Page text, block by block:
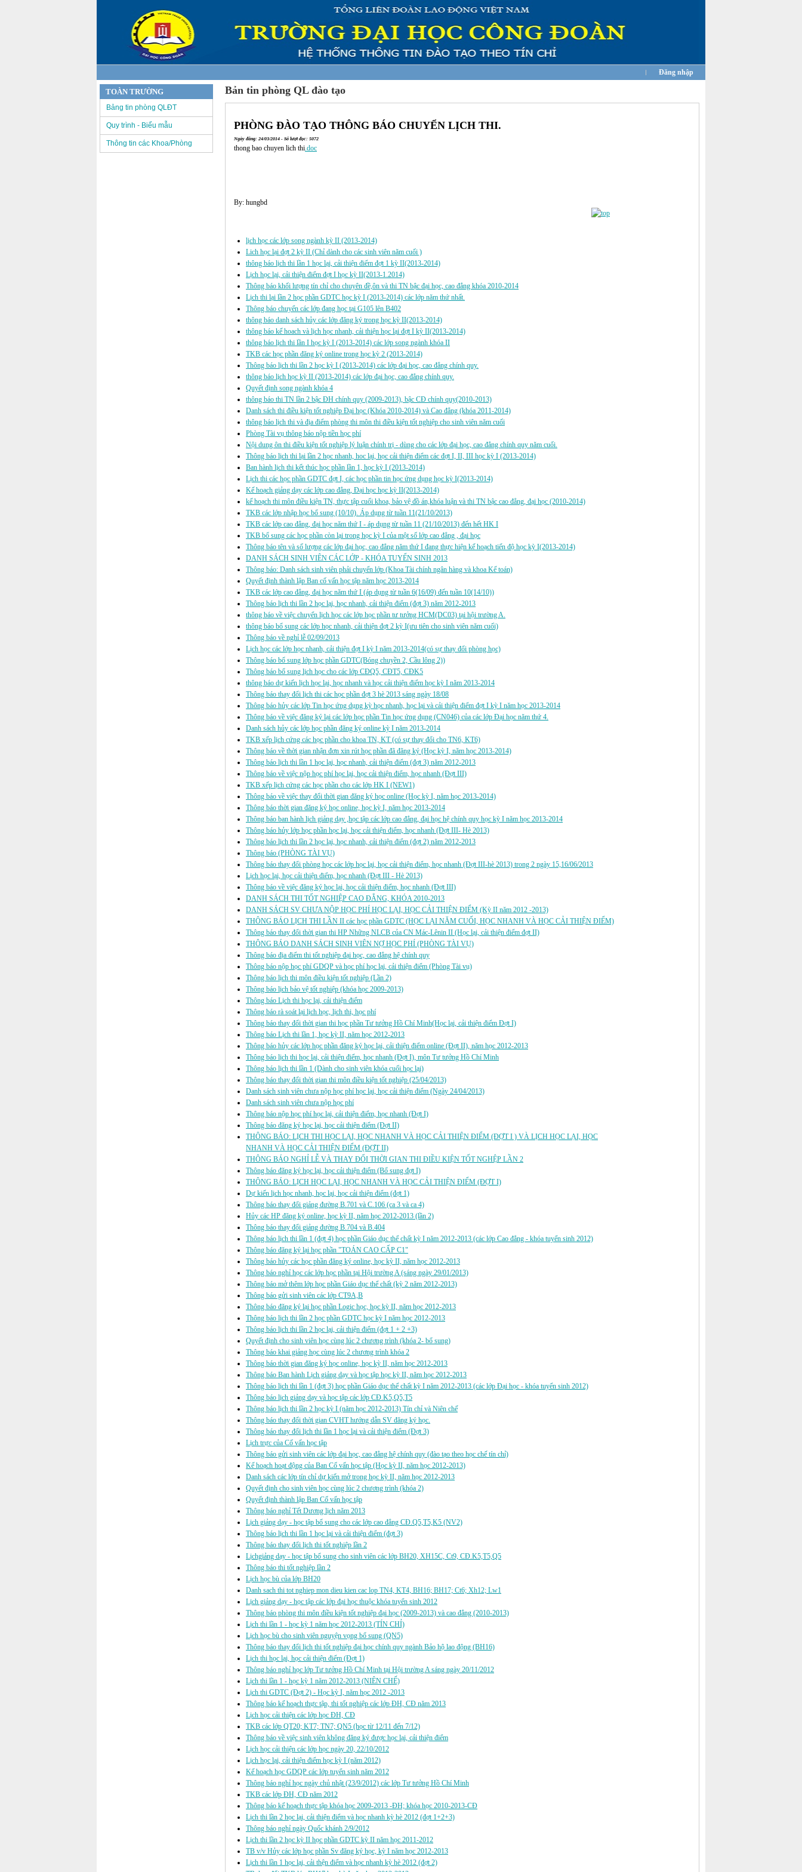
Đăng nhập
Bản tin phòng QL đào tạo
PHÒNG ĐÀO TẠO THÔNG BÁO CHUYỂN LỊCH THI.
Ngày đăng: 24/03/2014 - Số lượt đọc: 5072
thong bao chuyen lich thi.doc
By: hungbd
lịch học các lớp song ngành kỳ II (2013-2014)
Lich học lại đợt 2 kỳ II (Chỉ dành cho các sinh viên năm cuối )
thông báo lịch thi lần 1 học lại, cải thiện điểm đợt 1 kỳ II(2013-2014)
Lịch học lại, cải thiện điểm đợt I học kỳ II(2013-1.2014)
Thông báo khối lượng tín chỉ cho chuyên đề,ôn và thi TN bậc đại học, cao đẳng khóa 2010-2014
Lịch thi lại lần 2 học phần GDTC học kỳ I (2013-2014) các lớp năm thứ nhất.
Thông báo chuyển các lớp đang học tại G105 lên B402
thông báo danh sách hủy các lớp đăng ký trong học kỳ II(2013-2014)
thông báo kế hoach và lịch học nhanh, cải thiện học lại đợt I kỳ II(2013-2014)
thông báo lịch thi lần I học kỳ I (2013-2014) các lớp song ngành khóa II
TKB các học phần đăng ký online trong học kỳ 2 (2013-2014)
Thông báo lịch thi lần 2 học kỳ I (2013-2014) các lớp đại học, cao đẳng chính quy.
thông báo lịch học kỳ II (2013-2014) các lớp đại học, cao đẳng chính quy.
Quyết định song ngành khóa 4
thông báo thi TN lần 2 bậc ĐH chính quy (2009-2013), bậc CĐ chính quy(2010-2013)
Danh sách thi điều kiện tốt nghiệp Đại học (Khóa 2010-2014) và Cao đẳng (khóa 2011-2014)
thông báo lịch thi và địa điểm phòng thi môn thi điều kiện tốt nghiệp cho sinh viên năm cuối
Phòng Tài vụ thông báo nộp tiền học phí
Nội dung ôn thi điều kiện tốt nghiệp lý luận chính trị - dùng cho các lớp đại học, cao đẳng chính quy năm cuối.
Thông báo lịch thi lại lần 2 học nhanh, hoc lại, học cải thiện điểm các đợt I, II, III học kỳ I (2013-2014)
Ban hành lịch thi kết thúc học phần lần 1, học kỳ I (2013-2014)
Lịch thi các học phần GDTC đợt I, các học phần tin học ứng dụng học kỳ I(2013-2014)
Kế hoạch giảng dạy các lớp cao đẳng, Đại học học kỳ II(2013-2014)
kế hoạch thi môn điều kiện TN, thực tập cuối khoa, bảo vệ đồ án,khóa luận và thi TN bậc cao đẳng, đại học (2010-2014)
TKB các lớp nhập học bổ sung (10/10). Áp dụng từ tuần 11(21/10/2013)
TKB các lớp cao đẳng, đại học năm thứ I - áp dụng từ tuần 11 (21/10/2013) đến hết HK I
TKB bổ sung các học phần còn lại trong học kỳ I của một số lớp cao đẳng , đại học
Thông báo tên và số lượng các lớp đại học, cao đẳng năm thứ I đang thực hiện kế hoạch tiến độ học kỳ I(2013-2014)
DANH SÁCH SINH VIÊN CÁC LỚP - KHÓA TUYỂN SINH 2013
Thông báo: Danh sách sinh viên phải chuyển lớp (Khoa Tài chính ngân hàng và khoa Kế toán)
Quyết định thành lập Ban cố vấn học tập năm học 2013-2014
TKB các lớp cao đẳng, đại học năm thứ I (áp dụng từ tuần 6(16/09) đến tuần 10(14/10))
Thông báo lịch thi lần 2 học lại, học nhanh, cải thiện điểm (đợt 3) năm 2012-2013
thông báo về việc chuyển lịch học các lớp học phần tư tưởng HCM(DC03) tại hội trường A.
thông báo bổ sung các lớp học nhanh, cải thiện đợt 2 kỳ I(ưu tiên cho sinh viên năm cuối)
Thông báo về nghỉ lễ 02/09/2013
Lịch học các lớp học nhanh, cải thiện đợt I kỳ I năm 2013-2014(có sự thay đổi phòng học)
Thông báo bổ sung lớp học phần GDTC(Bóng chuyền 2, Cầu lông 2))
Thông báo bổ sung lịch học cho các lớp CĐQ5, CĐT5, CĐK5
thông báo dự kiến lịch học lại, học nhanh và học cải thiện điểm học kỳ I năm 2013-2014
Thông báo thay đổi lịch thi các học phần đợt 3 hè 2013 sáng ngày 18/08
Thông báo hủy các lớp Tin học ứng dụng kỳ học nhanh, học lại và cải thiện điểm đợt I kỳ I năm học 2013-2014
Thông báo về việc đăng ký lại các lớp học phần Tin học ứng dụng (CN046) của các lớp Đại học năm thứ 4.
Danh sách hủy các lớp học phần đăng ký online kỳ I năm 2013-2014
TKB xếp lịch cứng các học phần cho khoa TN, KT (có sự thay đổi cho TN6, KT6)
Thông báo về thời gian nhận đơn xin rút học phần đã đăng ký (Học kỳ I, năm học 2013-2014)
Thông báo lịch thi lần 1 học lại, học nhanh, cải thiện điểm (đợt 3) năm 2012-2013
Thông báo về việc nộp học phí học lại, học cải thiện điểm, học nhanh (Đợt III)
TKB xếp lịch cứng các học phần cho các lớp HK I (NEW1)
Thông báo về việc thay đổi thời gian đăng ký học online (Học kỳ I, năm học 2013-2014)
Thông báo thời gian đăng ký học online, học kỳ I, năm học 2013-2014
Thông báo ban hành lịch giảng dạy ,học tập các lớp cao đẳng, đại học hệ chính quy học kỳ I năm học 2013-2014
Thông báo hủy lớp học phần học lại, học cải thiện điểm, học nhanh (Đợt III- Hè 2013)
Thông báo lịch thi lần 2 học lại, học nhanh, cải thiện điểm (đợt 2) năm 2012-2013
Thông báo (PHÒNG TÀI VỤ)
Thông báo thay đổi phòng học các lớp học lại, học cải thiện điểm, học nhanh (Đợt III-hè 2013) trong 2 ngày 15,16/06/2013
Lịch học lại, học cải thiện điểm, học nhanh (Đợt III - Hè 2013)
Thông báo về việc đăng ký học lại, học cải thiện điểm, học nhanh (Đợt III)
DANH SÁCH THI TỐT NGHIỆP CAO ĐẲNG, KHÓA 2010-2013
DANH SÁCH SV CHƯA NỘP HỌC PHÍ HỌC LẠI, HỌC CẢI THIỆN ĐIỂM (Kỳ II năm 2012 -2013)
THÔNG BÁO LỊCH THI LẦN II các học phần GDTC (HỌC LẠI NĂM CUỐI, HỌC NHANH VÀ HỌC CẢI THIỆN ĐIỂM)
Thông báo thay đổi thời gian thi HP Những NLCB của CN Mác-Lênin II (Học lại, cải thiện điểm đợt II)
THÔNG BÁO DANH SÁCH SINH VIÊN NỢ HỌC PHÍ (PHÒNG TÀI VỤ)
Thông báo địa điểm thi tốt nghiệp đại học, cao đẳng hệ chính quy
Thông báo nộp học phí GDQP và học phí học lại, cải thiện điểm (Phòng Tài vụ)
Thông báo lịch thi môn điều kiện tốt nghiệp (Lần 2)
Thông báo lịch bảo vệ tốt nghiệp (khóa học 2009-2013)
Thông báo Lịch thi học lại, cải thiện điểm
Thông báo rà soát lại lịch học, lịch thi, học phí
Thông báo thay đổi thời gian thi học phần Tư tưởng Hồ Chí Minh(Học lại, cải thiện điểm Đợt I)
Thông báo Lịch thi lần 1, học kỳ II, năm học 2012-2013
Thông báo hủy các lớp học phần đăng ký học lại, cải thiện điểm online (Đợt II), năm học 2012-2013
Thông báo lịch thi học lại, cải thiện điểm, học nhanh (Đợt I), môn Tư tưởng Hồ Chí Minh
Thông báo lịch thi lần 1 (Dành cho sinh viên khóa cuối học lại)
Thông báo thay đổi thời gian thi môn điều kiện tốt nghiệp (25/04/2013)
Danh sách sinh viên chưa nộp học phí học lại, học cải thiện điểm (Ngày 24/04/2013)
Danh sách sinh viên chưa nộp học phí
Thông báo nộp học phí học lại, cải thiện điểm, học nhanh (Đợt I)
Thông báo đăng ký học lại, học cải thiện điểm (Đợt II)
THÔNG BÁO: LỊCH THI HỌC LẠI, HỌC NHANH VÀ HỌC CẢI THIỆN ĐIỂM (ĐỢT I ) VÀ LỊCH HỌC LẠI, HỌC
NHANH VÀ HỌC CẢI THIỆN ĐIỂM (ĐỢT II)
THÔNG BÁO NGHỈ LỄ VÀ THAY ĐỔI THỜI GIAN THI ĐIỀU KIỆN TỐT NGHỆP LẦN 2
Thông báo đăng ký học lại, học cải thiện điểm (Bổ sung đợt I)
THÔNG BÁO: LỊCH HỌC LẠI, HỌC NHANH VÀ HỌC CẢI THIỆN ĐIỂM (ĐỢT I)
Dự kiến lịch học nhanh, học lại, học cải thiện điểm (đợt 1)
Thông báo thay đổi giảng đường B.701 và C.106 (ca 3 và ca 4)
Hủy các HP đăng ký online, học kỳ II, năm học 2012-2013 (lần 2)
Thông báo thay đổi giảng đường B.704 và B.404
Thông báo lịch thi lần 1 (đợt 4) học phần Giáo dục thể chất kỳ I năm 2012-2013 (các lớp Cao đẳng - khóa tuyển sinh 2012)
Thông báo đăng ký lại học phần "TOÁN CAO CẤP C1"
Thông báo hủy các học phần đăng ký online, học kỳ II, năm học 2012-2013
Thông báo nghỉ học các lớp học phần tại Hội trường A (sáng ngày 29/01/2013)
Thông báo mở thêm lớp học phần Giáo dục thể chất (kỳ 2 năm 2012-2013)
Thông báo gửi sinh viên các lớp CT9A,B
Thông báo đăng ký lại học phần Logic học, học kỳ II, năm học 2012-2013
Thông báo lịch thi lần 2 học phần GDTC học kỳ I năm học 2012-2013
Thông báo lịch thi lần 2 học lại, cải thiện điểm (đợt 1 + 2 +3)
Quyết định cho sinh viên học cùng lúc 2 chương trình (khóa 2- bổ sung)
Thông báo khai giảng học cùng lúc 2 chương trình khóa 2
Thông báo thời gian đăng ký học online, học kỳ II, năm học 2012-2013
Thông báo Ban hành Lịch giảng dạy và học tập học kỳ II, năm học 2012-2013
Thông báo lịch thi lần 1 (đợt 3) học phần Giáo dục thể chất kỳ I năm 2012-2013 (các lớp Đại học - khóa tuyển sinh 2012)
Thông báo lịch giảng dạy và học tập các lớp CĐ.K5,Q5,T5
Thông báo lịch thi lần 2 học kỳ I (năm học 2012-2013) Tín chỉ và Niên chế
Thông báo thay đổi thời gian CVHT hướng dẫn SV đăng ký học.
Thông báo thay đổi lịch thi lần 1 học lại và cải thiện điểm (Đợt 3)
Lịch trực của Cố vấn học tập
Thông báo gửi sinh viên các lớp đại học, cao đẳng hệ chính quy (đào tạo theo học chế tín chỉ)
Kế hoạch hoạt động của Ban Cố vấn học tập (Học kỳ II, năm học 2012-2013)
Danh sách các lớp tín chỉ dự kiến mở trong học kỳ II, năm học 2012-2013
Quyết định cho sinh viên học cùng lúc 2 chương trình (khóa 2)
Quyết định thành lập Ban Cố vấn học tập
Thông báo nghỉ Tết Dương lịch năm 2013
Lịch giảng dạy - học tập bổ sung cho các lớp cao đẳng CĐ.Q5,T5,K5 (NV2)
Thông báo lịch thi lần 1 học lại và cải thiện điểm (đợt 3)
Thông báo thay đổi lịch thi tốt nghiệp lần 2
Lịchgiảng dạy - học tập bổ sung cho sinh viên các lớp BH20, XH15C, Ct9, CĐ.K5,T5,Q5
Thông báo thi tốt nghiệp lần 2
Lịch học bù của lớp BH20
Danh sach thi tot nghiep mon dieu kien cac lop TN4, KT4, BH16; BH17; Ct6; Xh12; Lw1
Lịch giảng dạy - học tập các lớp đại học thuộc khóa tuyển sinh 2012
Thông báo phòng thi môn điều kiện tốt nghiệp đại học (2009-2013) và cao đẳng (2010-2013)
Lịch thi lần 1 - học kỳ 1 năm học 2012-2013 (TÍN CHỈ)
Lịch học bù cho sinh viên nguyện vọng bổ sung (QN5)
Thông báo thay đổi lịch thi tốt nghiệp đại học chính quy ngành Bảo hộ lao động (BH16)
Lịch thi học lại, học cải thiện điểm (Đợt 1)
Thông báo nghỉ học lớp Tư tưởng Hồ Chí Minh tại Hội trường A sáng ngày 20/11/2012
Lịch thi lần 1 - học kỳ 1 năm 2012-2013 (NIÊN CHẾ)
Lịch thi GDTC (Đợt 2) - Học kỳ I, năm học 2012 -2013
Thông báo kế hoạch thực tập, thi tốt nghiệp các lớp ĐH, CĐ năm 2013
Lịch học cải thiện các lớp học ĐH, CĐ
TKB các lớp QT20; KT7; TN7; QN5 (học từ 12/11 đến 7/12)
Thông báo về việc sinh viên không đăng ký được học lại, cải thiện điểm
Lịch học cải thiện các lớp học ngày 20, 22/10/2012
Lịch học lại, cải thiện điểm học kỳ I (năm 2012)
Kế hoạch học GDQP các lớp tuyển sinh năm 2012
Thông báo nghỉ học ngày chủ nhật (23/9/2012) các lớp Tư tưởng Hồ Chí Minh
TKB các lớp ĐH, CĐ năm 2012
Thông báo kế hoạch thực tập khóa học 2009-2013 -ĐH; khóa học 2010-2013-CĐ
Lịch thi lần 2 học lại, cải thiện điểm và học nhanh kỳ hè 2012 (đợt 1+2+3)
Thông báo nghỉ ngày Quốc khánh 2/9/2012
Lịch thi lần 2 học kỳ II học phần GDTC kỳ II năm học 2011-2012
TB v/v Hủy các lớp học phần Sv đăng ký học, kỳ I năm học 2012-2013
Lịch thi lần 1 học lại, cải thện điểm và học nhanh kỳ hè 2012 (đợt 2)
TOÀN TRƯỜNG
Bảng tin phòng QLĐT
Quy trình - Biểu mẫu
Thông tin các Khoa/Phòng